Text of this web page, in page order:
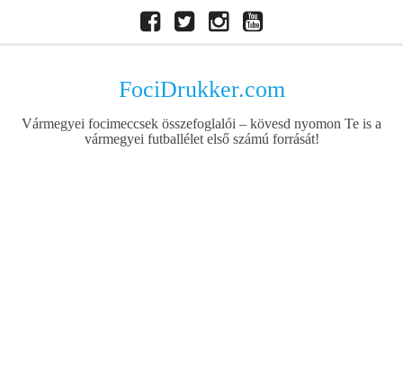
Facebook
TwitterInstagramYoutube
FociDrukker.com
Vármegyei focimeccsek összefoglalói – kövesd nyomon Te is a
vármegyei futballélet első számú forrását!